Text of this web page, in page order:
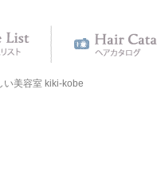
い美容室 kiki-kobe